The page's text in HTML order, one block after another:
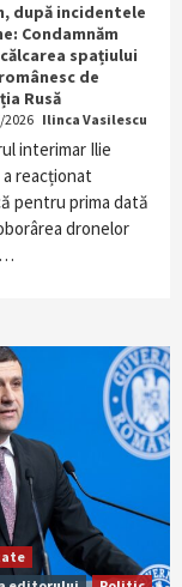
după incidentele
Condamnăm
spațiului
de
Rusă
2026 Ilinca Vasilescu
interimar Ilie
reacționat
pentru prima dată
dronelor